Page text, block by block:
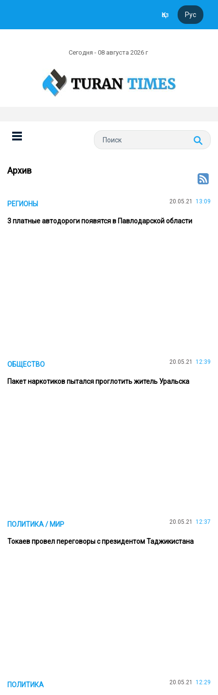
Қаз Рус
Сегодня - 08 августа 2026 г
Архив
РЕГИОНЫ 20.05.21 13:09
3 платные автодороги появятся в Павлодарской области
ОБЩЕСТВО 20.05.21 12:39
Пакет наркотиков пытался проглотить житель Уральска
ПОЛИТИКА / МИР 20.05.21 12:37
Токаев провел переговоры с президентом Таджикистана
ПОЛИТИКА 20.05.21 12:29